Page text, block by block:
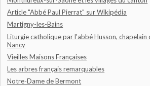
Article "Abbé Paul Pierrat" sur Wikipédia
Martigny-les-Bains
Liturgie catholique par l'abbé Husson,
Nancy
Vieilles Maisons Françaises
Les arbres français remarquables
Notre-Dame de Bermont